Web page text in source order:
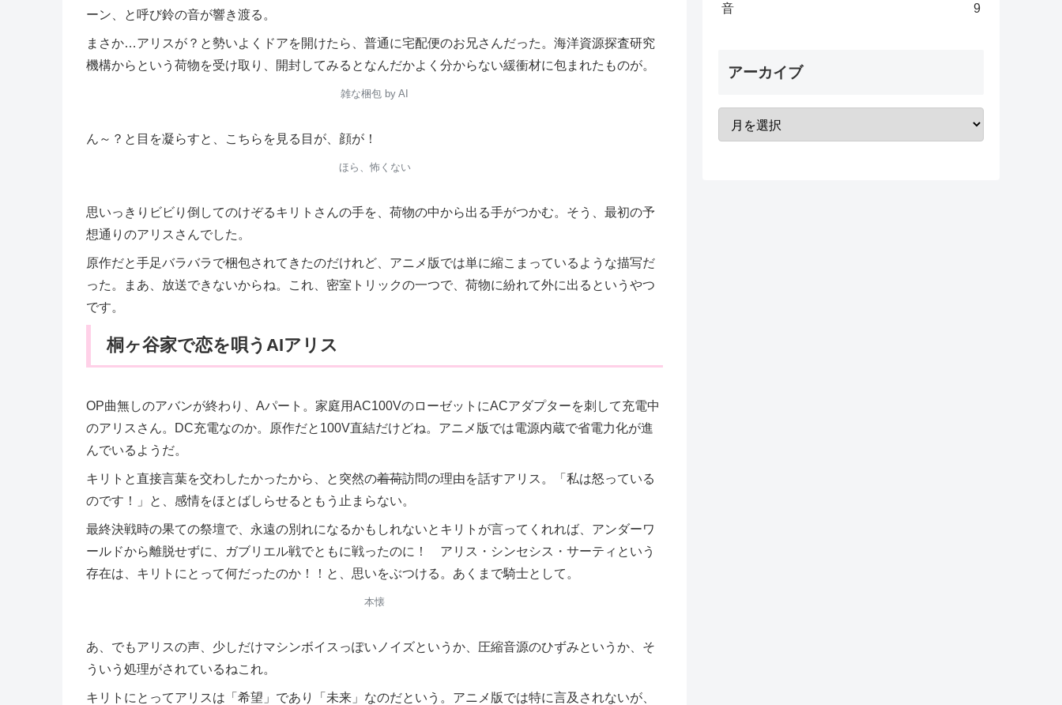
ーン、と呼び鈴の音が響き渡る。
まさか…アリスが？と勢いよくドアを開けたら、普通に宅配便のお兄さんだった。海洋資源探査研究
機構からという荷物を受け取り、開封してみるとなんだかよく分からない緩衝材に包まれたものが。
雑な梱包 by AI
ん～？と目を凝らすと、こちらを見る目が、顔が！
ほら、怖くない
思いっきりビビり倒してのけぞるキリトさんの手を、荷物の中から出る手がつかむ。そう、最初の予
想通りのアリスさんでした。
原作だと手足バラバラで梱包されてきたのだけれど、アニメ版では単に縮こまっているような描写だ
った。まあ、放送できないからね。これ、密室トリックの一つで、荷物に紛れて外に出るというやつ
です。
桐ヶ谷家で恋を唄うAIアリス
OP曲無しのアバンが終わり、Aパート。家庭用AC100VのローゼットにACアダプターを刺して充電中
のアリスさん。DC充電なのか。原作だと100V直結だけどね。アニメ版では電源内蔵で省電力化が進
んでいるようだ。
キリトと直接言葉を交わしたかったから、と突然の着荷訪問の理由を話すアリス。「私は怒っている
のです！」と、感情をほとばしらせるともう止まらない。
最終決戦時の果ての祭壇で、永遠の別れになるかもしれないとキリトが言ってくれれば、アンダーワ
ールドから離脱せずに、ガブリエル戦でともに戦ったのに！ アリス・シンセシス・サーティという
存在は、キリトにとって何だったのか！！と、思いをぶつける。あくまで騎士として。
本懐
あ、でもアリスの声、少しだけマシンボイスっぽいノイズというか、圧縮音源のひずみというか、そ
ういう処理がされているねこれ。
キリトにとってアリスは「希望」であり「未来」なのだという。アニメ版では特に言及されないが、
音 9
アーカイブ